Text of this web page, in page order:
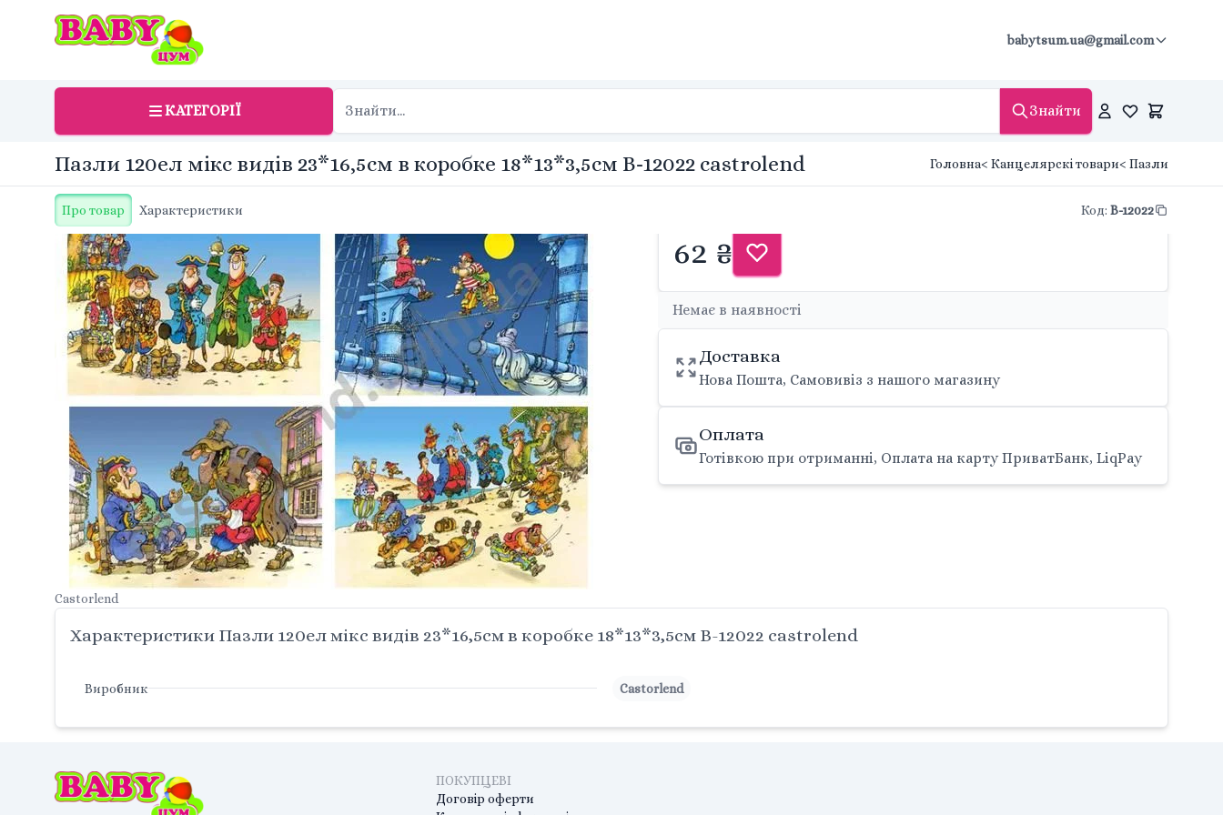
babytsum.ua@gmail.com
КАТЕГОРІЇ Знайти
Пазли 120ел мікс видів 23*16,5см в коробке 18*13*3,5см B-12022 castrolend Головна< Канцелярскі товари< Пазли
Про товар Характеристики Код: B-12022
Castorlend
62 ₴
Немає в наявності
Доставка
Нова Пошта, Самовивіз з нашого магазину
Оплата
Готівкою при отриманні, Оплата на карту ПриватБанк, LiqPay
Характеристики Пазли 120ел мікс видів 23*16,5см в коробке 18*13*3,5см B-12022 castrolend
Виробник Castorlend
ПОКУПЦЕВІ
Договір оферти